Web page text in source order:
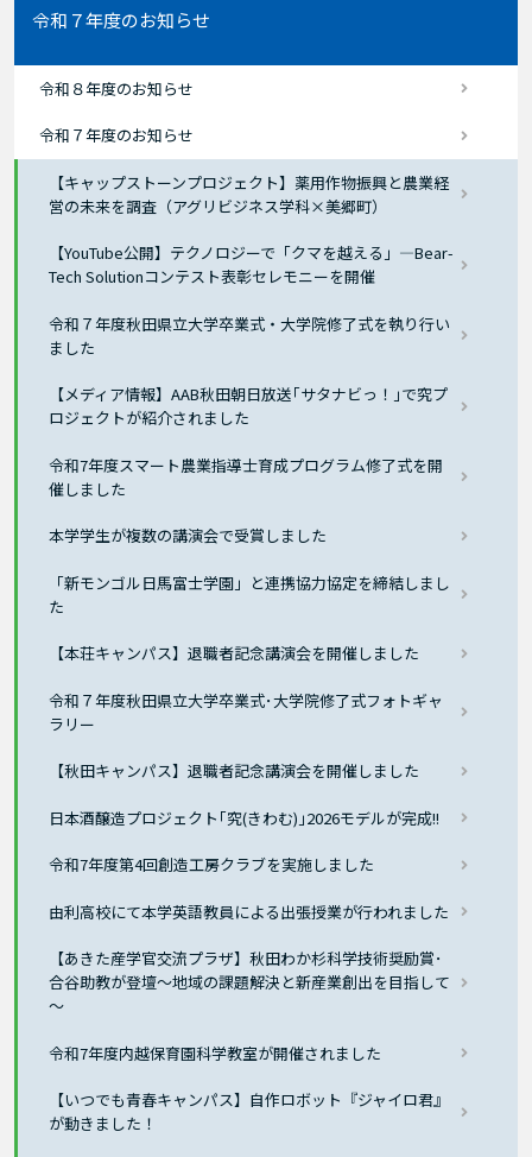
令和７年度のお知らせ
令和８年度のお知らせ
令和７年度のお知らせ
【キャップストーンプロジェクト】薬用作物振興と農業経
営の未来を調査（アグリビジネス学科×美郷町）
【YouTube公開】テクノロジーで「クマを越える」―Bear-
Tech Solutionコンテスト表彰セレモニーを開催
令和７年度秋田県立大学卒業式・大学院修了式を執り行い
ました
【メディア情報】AAB秋田朝日放送｢サタナビっ！｣で究プ
ロジェクトが紹介されました
令和7年度スマート農業指導士育成プログラム修了式を開
催しました
本学学生が複数の講演会で受賞しました
「新モンゴル日馬富士学園」と連携協力協定を締結しまし
た
【本荘キャンパス】退職者記念講演会を開催しました
令和７年度秋田県立大学卒業式･大学院修了式フォトギャ
ラリー
【秋田キャンパス】退職者記念講演会を開催しました
日本酒醸造プロジェクト｢究(きわむ)｣2026モデルが完成!!
令和7年度第4回創造工房クラブを実施しました
由利高校にて本学英語教員による出張授業が行われました
【あきた産学官交流プラザ】秋田わか杉科学技術奨励賞･
合谷助教が登壇～地域の課題解決と新産業創出を目指して
～
令和7年度内越保育園科学教室が開催されました
【いつでも青春キャンパス】自作ロボット『ジャイロ君』
が動きました！